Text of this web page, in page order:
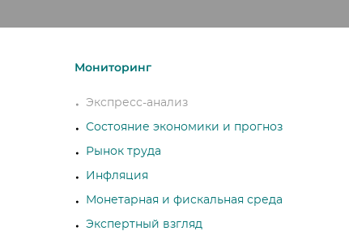
Мониторинг
Экспресс-анализ
Состояние экономики и прогноз
Рынок труда
Инфляция
Монетарная и фискальная среда
Экспертный взгляд